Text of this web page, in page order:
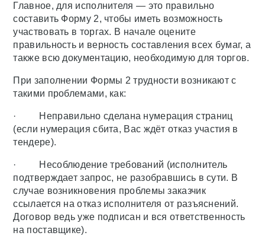
Главное, для исполнителя — это правильно
составить Форму 2, чтобы иметь возможность
участвовать в торгах. В начале оцените
правильность и верность составления всех бумаг, а
также всю документацию, необходимую для торгов.
При заполнении Формы 2 трудности возникают с
такими проблемами, как:
· Неправильно сделана нумерация страниц
(если нумерация сбита, Вас ждёт отказ участия в
тендере).
· Несоблюдение требований (исполнитель
подтверждает запрос, не разобравшись в сути. В
случае возникновения проблемы заказчик
ссылается на отказ исполнителя от разъяснений.
Договор ведь уже подписан и вся ответственность
на поставщике).